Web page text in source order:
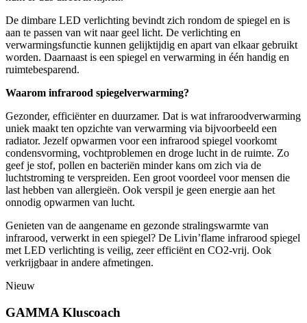
De dimbare LED verlichting bevindt zich rondom de spiegel en is
aan te passen van wit naar geel licht. De verlichting en
verwarmingsfunctie kunnen gelijktijdig en apart van elkaar gebruikt
worden. Daarnaast is een spiegel en verwarming in één handig en
ruimtebesparend.
Waarom infrarood spiegelverwarming?
Gezonder, efficiënter en duurzamer. Dat is wat infraroodverwarming
uniek maakt ten opzichte van verwarming via bijvoorbeeld een
radiator. Jezelf opwarmen voor een infrarood spiegel voorkomt
condensvorming, vochtproblemen en droge lucht in de ruimte. Zo
geef je stof, pollen en bacteriën minder kans om zich via de
luchtstroming te verspreiden. Een groot voordeel voor mensen die
last hebben van allergieën. Ook verspil je geen energie aan het
onnodig opwarmen van lucht.
Genieten van de aangename en gezonde stralingswarmte van
infrarood, verwerkt in een spiegel? De Livin’flame infrarood spiegel
met LED verlichting is veilig, zeer efficiënt en CO2-vrij. Ook
verkrijgbaar in andere afmetingen.
Nieuw
GAMMA Kluscoach